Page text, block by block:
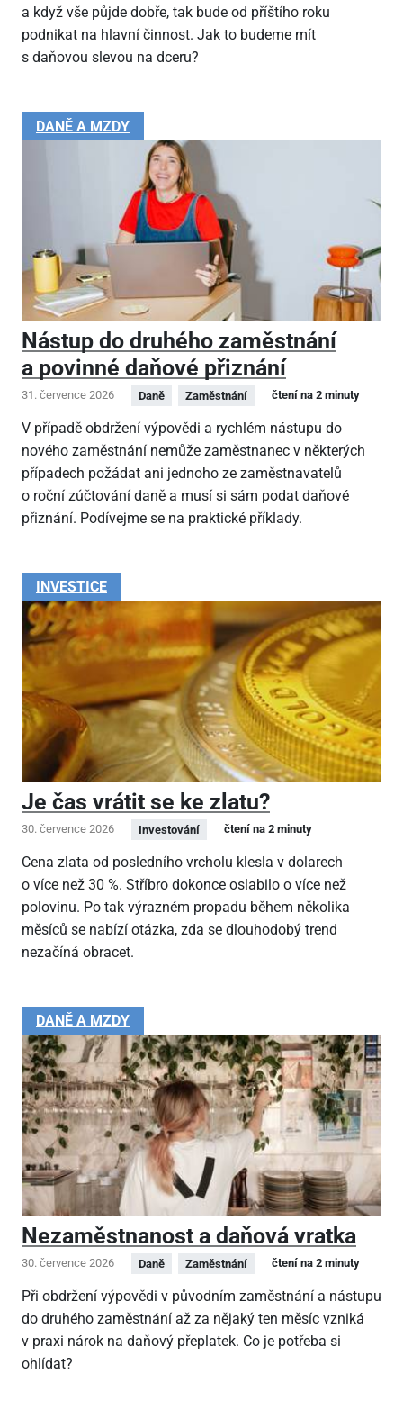
a když vše půjde dobře, tak bude od příštího roku
podnikat na hlavní činnost. Jak to budeme mít
s daňovou slevou na dceru?
DANĚ A MZDY
Nástup do druhého zaměstnání
a povinné daňové přiznání
31. července 2026 Daně Zaměstnání čtení na 2 minuty
V případě obdržení výpovědi a rychlém nástupu do
nového zaměstnání nemůže zaměstnanec v některých
případech požádat ani jednoho ze zaměstnavatelů
o roční zúčtování daně a musí si sám podat daňové
přiznání. Podívejme se na praktické příklady.
INVESTICE
Je čas vrátit se ke zlatu?
30. července 2026 Investování čtení na 2 minuty
Cena zlata od posledního vrcholu klesla v dolarech
o více než 30 %. Stříbro dokonce oslabilo o více než
polovinu. Po tak výrazném propadu během několika
měsíců se nabízí otázka, zda se dlouhodobý trend
nezačíná obracet.
DANĚ A MZDY
Nezaměstnanost a daňová vratka
30. července 2026 Daně Zaměstnání čtení na 2 minuty
Při obdržení výpovědi v původním zaměstnání a nástupu
do druhého zaměstnání až za nějaký ten měsíc vzniká
v praxi nárok na daňový přeplatek. Co je potřeba si
ohlídat?